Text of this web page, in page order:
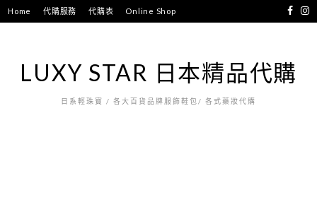
跳
至
Home 代購服務 代購表 Online Shop
LUXY STAR 日本精品代購
日系輕珠寶 / 各大百貨品牌服飾鞋包/ 各式藥妝代購